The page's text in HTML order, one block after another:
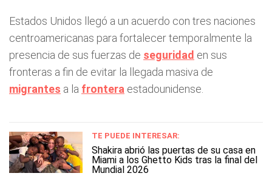
Estados Unidos llegó a un acuerdo con tres naciones
centroamericanas para fortalecer temporalmente la
presencia de sus fuerzas de seguridad en sus
fronteras a fin de evitar la llegada masiva de
migrantes a la frontera estadounidense.
TE PUEDE INTERESAR:
Shakira abrió las puertas de su casa en
Miami a los Ghetto Kids tras la final del
Mundial 2026